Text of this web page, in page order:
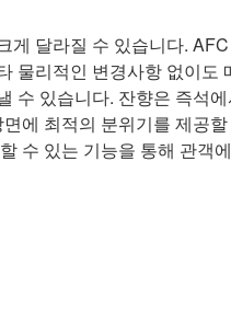
게 달라질 수 있습니다.
물리적인 변경사항 없이도
수 있습니다. 잔향은 즉석
에 최적의 분위기를 제공
수 있는 기능을 통해 관객